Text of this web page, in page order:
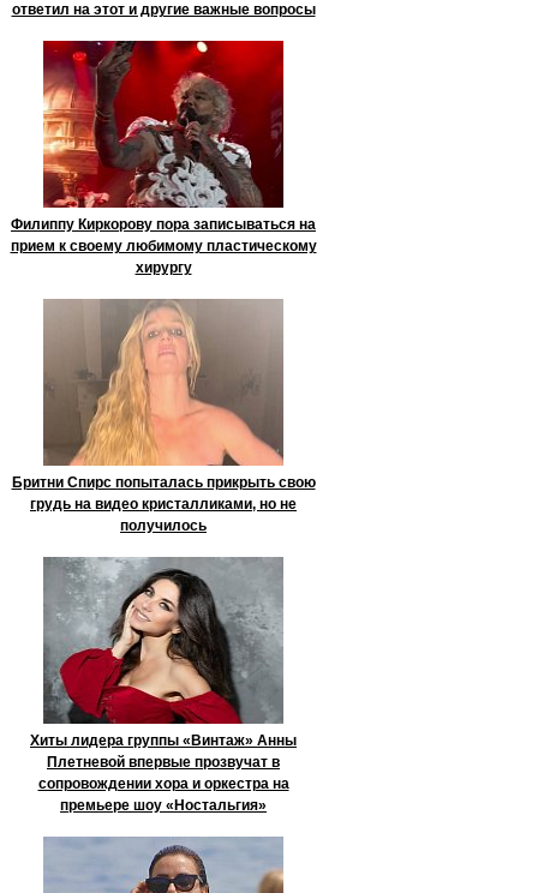
ответил на этот и другие важные вопросы
Филиппу Киркорову пора записываться на
прием к своему любимому пластическому
хирургу
Бритни Спирс попыталась прикрыть свою
грудь на видео кристалликами, но не
получилось
Хиты лидера группы «Винтаж» Анны
Плетневой впервые прозвучат в
сопровождении хора и оркестра на
премьере шоу «Ностальгия»